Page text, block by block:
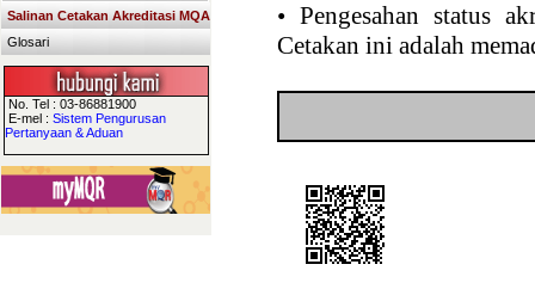
Salinan Cetakan Akreditasi MQA
Glosari
No. Tel : 03-86881900
E-mel : Sistem Pengurusan
Pertanyaan & Aduan
• Pengesahan status
Cetakan ini adalah